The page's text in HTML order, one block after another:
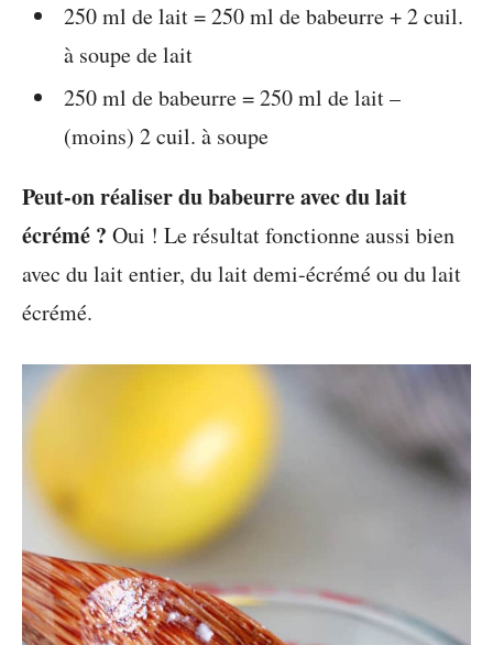
250 ml de lait = 250 ml de babeurre + 2 cuil.
à soupe de lait
250 ml de babeurre = 250 ml de lait –
(moins) 2 cuil. à soupe
Peut-on réaliser du babeurre avec du lait
écrémé ? Oui ! Le résultat fonctionne aussi bien
avec du lait entier, du lait demi-écrémé ou du lait
écrémé.